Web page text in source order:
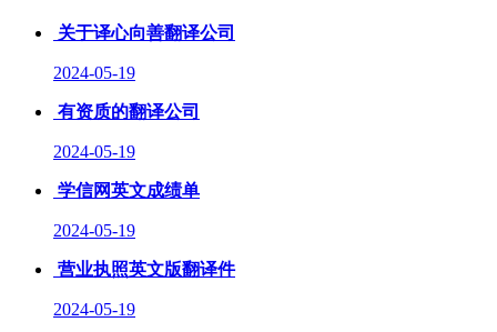
关于译心向善翻译公司
2024-05-19
有资质的翻译公司
2024-05-19
学信网英文成绩单
2024-05-19
营业执照英文版翻译件
2024-05-19